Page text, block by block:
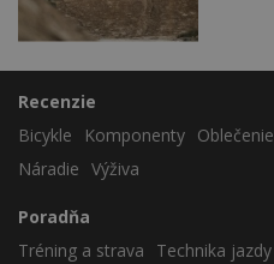
Recenzie
Bicykle
Komponenty Oblečenie
Náradie Výživa
Poradňa
Tréning a strava
Technika jazdy